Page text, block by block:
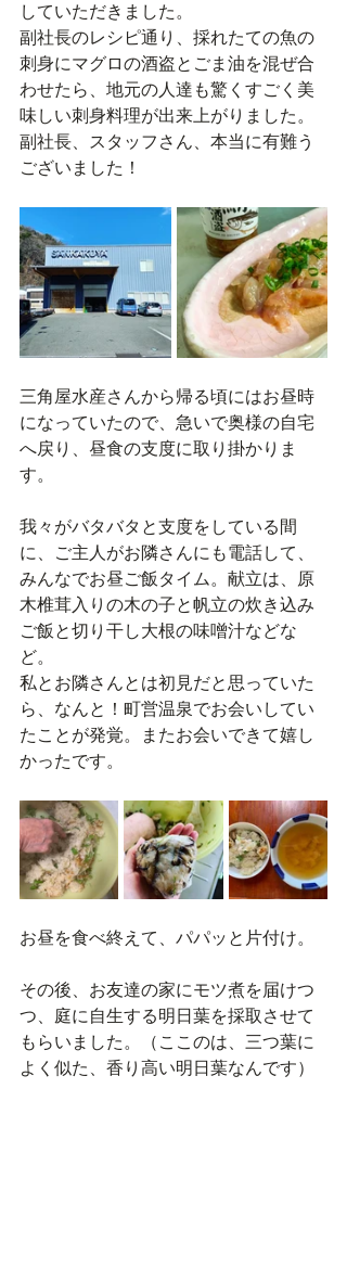
していただきました。
副社長のレシピ通り、採れたての魚の
刺身にマグロの酒盗とごま油を混ぜ合
わせたら、地元の人達も驚くすごく美
味しい刺身料理が出来上がりました。
副社長、スタッフさん、本当に有難う
ございました！
三角屋水産さんから帰る頃にはお昼時
になっていたので、急いで奥様の自宅
へ戻り、昼食の支度に取り掛かりま
す。
我々がバタバタと支度をしている間
に、ご主人がお隣さんにも電話して、
みんなでお昼ご飯タイム。献立は、原
木椎茸入りの木の子と帆立の炊き込み
ご飯と切り干し大根の味噌汁などな
ど。
私とお隣さんとは初見だと思っていた
ら、なんと！町営温泉でお会いしてい
たことが発覚。またお会いできて嬉し
かったです。
お昼を食べ終えて、パパッと片付け。
その後、お友達の家にモツ煮を届けつ
つ、庭に自生する明日葉を採取させて
もらいました。（ここのは、三つ葉に
よく似た、香り高い明日葉なんです）